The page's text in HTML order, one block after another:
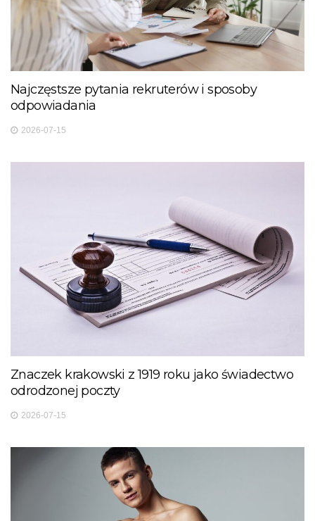
Najczęstsze pytania rekruterów i sposoby
odpowiadania
2026-07-15
Znaczek krakowski z 1919 roku jako świadectwo
odrodzonej poczty
2026-07-15